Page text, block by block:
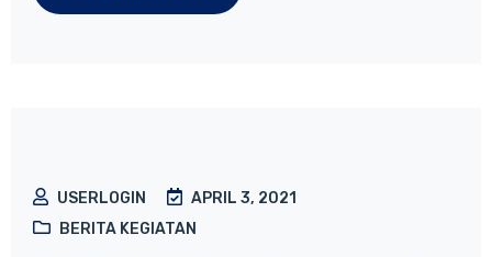
USERLOGIN
APRIL 3, 2021
BERITA KEGIATAN